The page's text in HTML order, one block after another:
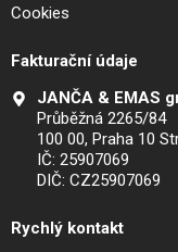
Cookies
Fakturační údaje
JANČA & EMAS
Průběžná 2265/84
100 00, Praha 10
IČ: 25907069
DIČ: CZ25907069
Rychlý kontakt